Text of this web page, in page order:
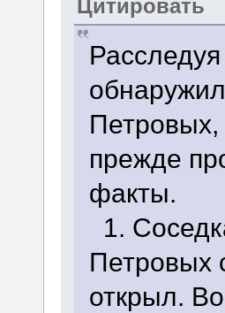
Цитировать
Петровых,
прежде
факты.
1.
Петровых
открыл.